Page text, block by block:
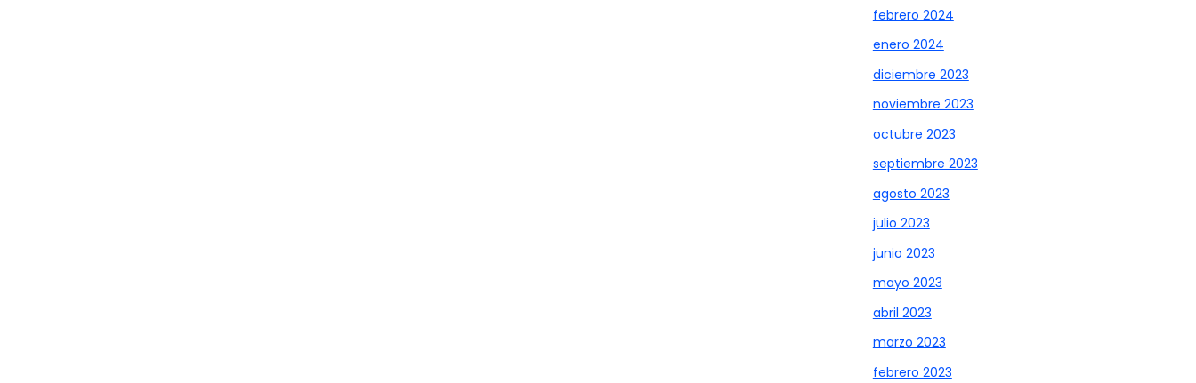
febrero 2024
enero 2024
diciembre 2023
noviembre 2023
octubre 2023
septiembre 2023
agosto 2023
julio 2023
junio 2023
mayo 2023
abril 2023
marzo 2023
febrero 2023